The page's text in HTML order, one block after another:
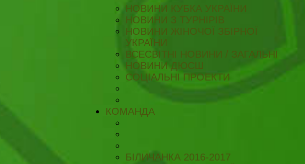
НОВИНИ КУБКА УКРАЇНИ
НОВИНИ З ТУРНІРІВ
НОВИНИ ЖІНОЧОЇ ЗБІРНОЇ
УКРАЇНИ
ВСЕСВІТНІ НОВИНИ / ЗАГАЛЬНІ
НОВИНИ ДЮСШ
СОЦІАЛЬНІ ПРОЕКТИ
КОМАНДА
БІЛИЧАНКА 2016-2017